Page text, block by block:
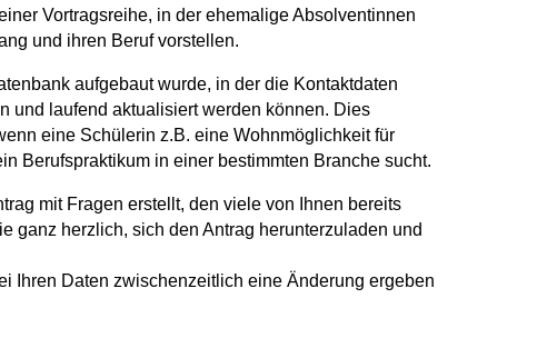
Vortragsreihe, in der ehemalige Absolventinnen
und ihren Beruf vorstellen.
aufgebaut wurde, in der die Kontaktdaten
und laufend aktualisiert werden können. Dies
eine Schülerin z.B. eine Wohnmöglichkeit für
Berufspraktikum in einer bestimmten Branche sucht.
mit Fragen erstellt, den viele von Ihnen bereits
ganz herzlich, sich den Antrag herunterzuladen und
Ihren Daten zwischenzeitlich eine Änderung ergeben